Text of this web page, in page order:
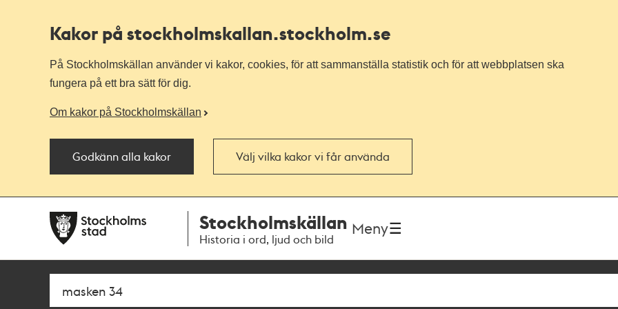
Kakor på stockholmskallan.stockholm.se
På Stockholmskällan använder vi kakor, cookies, för att sammanställa statistik och för att webbplatsen ska
fungera på ett bra sätt för dig.
Om kakor på Stockholmskällan
Godkänn alla kakor Välj vilka kakor vi får använda
navigationen
huvudinnehållet
Stockholmskällan
Historia i ord, ljud och bild
Meny
Sök